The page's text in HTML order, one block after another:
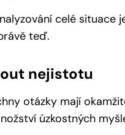
celé situace
teď.
nejistotu
otázky mají
úzkostných